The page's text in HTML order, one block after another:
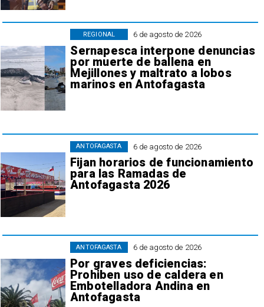
6 de agosto de 2026
Sernapesca interpone denuncias
por muerte de ballena en
Mejillones y maltrato a lobos
marinos en Antofagasta
REGIONAL
6 de agosto de 2026
Fijan horarios de funcionamiento
para las Ramadas de
Antofagasta 2026
ANTOFAGASTA
6 de agosto de 2026
Por graves deficiencias:
Prohiben uso de caldera en
Embotelladora Andina en
Antofagasta
ANTOFAGASTA